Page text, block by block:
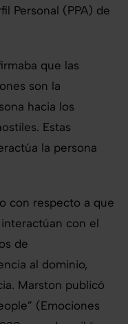
Personal (PPA) de
que las
son la
hacia los
Estas
la persona
con respecto a que
con el
de
al dominio,
Marston publicó
(Emociones